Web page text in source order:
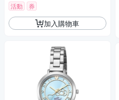
活動 券
加入購物車